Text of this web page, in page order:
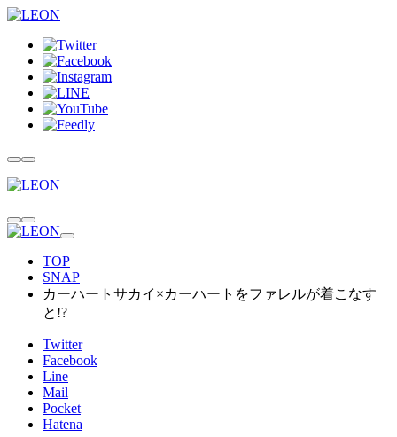
TOP
SNAP
カーハートサカイ×カーハートをファレルが着こなす
と!?
Twitter
Facebook
Line
Mail
Pocket
Hatena